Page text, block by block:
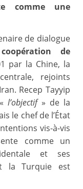
comme une
de dialogue
de
par la Chine, la
rejoints
Recep Tayyip
l’objectif» de la
le chef de l’État
vis-à-vis
comme un
et ses
la Turquie est